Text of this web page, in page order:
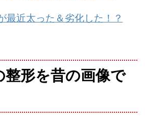
最近太った＆劣化した！？
整形を昔の画像で